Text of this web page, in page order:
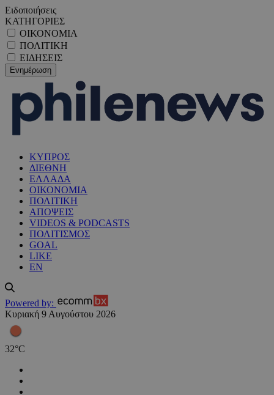
Ειδοποιήσεις
ΚΑΤΗΓΟΡΙΕΣ
ΟΙΚΟΝΟΜΙΑ
ΠΟΛΙΤΙΚΗ
ΕΙΔΗΣΕΙΣ
ΚΥΠΡΟΣ
ΔΙΕΘΝΗ
ΕΛΛΑΔΑ
ΟΙΚΟΝΟΜΙΑ
ΠΟΛΙΤΙΚΗ
ΑΠΟΨΕΙΣ
VIDEOS & PODCASTS
ΠΟΛΙΤΙΣΜΟΣ
GOAL
LIKE
EN
Powered by:
Κυριακή 9 Αυγούστου 2026
32°C